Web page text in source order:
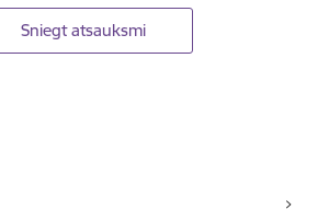
Sniegt atsauksmi